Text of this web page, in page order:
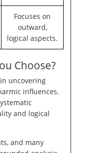
Focuses on
outward,
logical aspects.
Choose?
uncovering
influences.
and logical
and many